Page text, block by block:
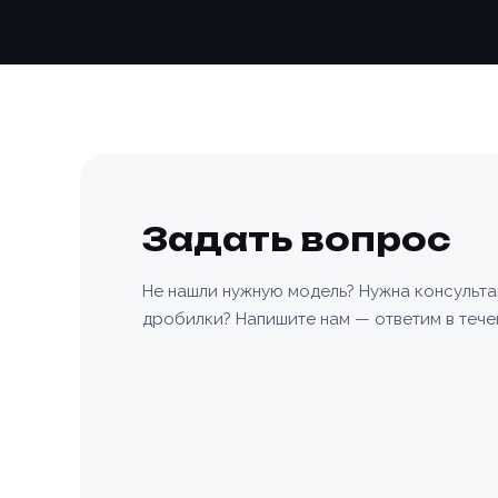
Задать вопрос
Не нашли нужную модель? Нужна
дробилки? Напишите нам — ответим в